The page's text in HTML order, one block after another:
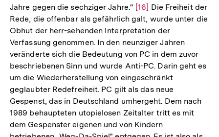
Jahre gegen die sechziger Jahre.“ Zur
Auflösung
der
Fußnote
[16] Die Freiheit der
Rede, die offenbar als gefährlich galt, wurde unter die
Obhut der herr-sehenden Interpretation der
Verfassung genommen. In den neunziger Jahren
veränderte sich die Bedeutung von PC in dem zuvor
beschriebenen Sinn und wurde Anti-PC. Darin geht es
um die Wiederherstellung von eingeschränkt
geglaubter Redefreiheit. PC gilt als das neue
Gespenst, das in Deutschland umhergeht. Dem nach
1989 behaupteten utopielosen Zeitalter tritt es mit
dem Gespenster eigenen und von Kindern